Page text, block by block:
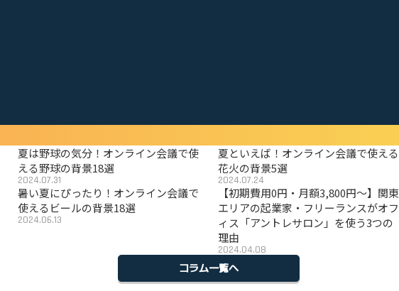
夏は野球の気分！オンライン会議で使
える野球の背景18選
2024.07.31
夏といえば！オンライン会議で使える
花火の背景5選
2024.07.24
暑い夏にぴったり！オンライン会議で
使えるビールの背景18選
2024.06.13
【初期費用0円・月額3,800円〜】関東
エリアの起業家・フリーランスがオフ
ィス「アントレサロン」を使う3つの
理由
2024.04.08
コラム一覧へ